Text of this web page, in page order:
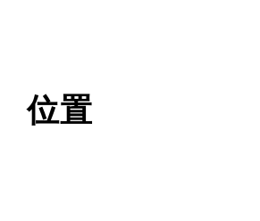
位置